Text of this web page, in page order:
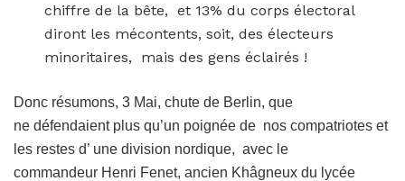
chiffre de la bête, et 13% du corps électoral
diront les mécontents, soit, des électeurs
minoritaires, mais des gens éclairés !
Donc résumons, 3 Mai, chute de Berlin, que
ne défendaient plus qu’un poignée de nos compatriotes et
les restes d’ une division nordique, avec le
commandeur Henri Fenet, ancien Khâgneux du lycée